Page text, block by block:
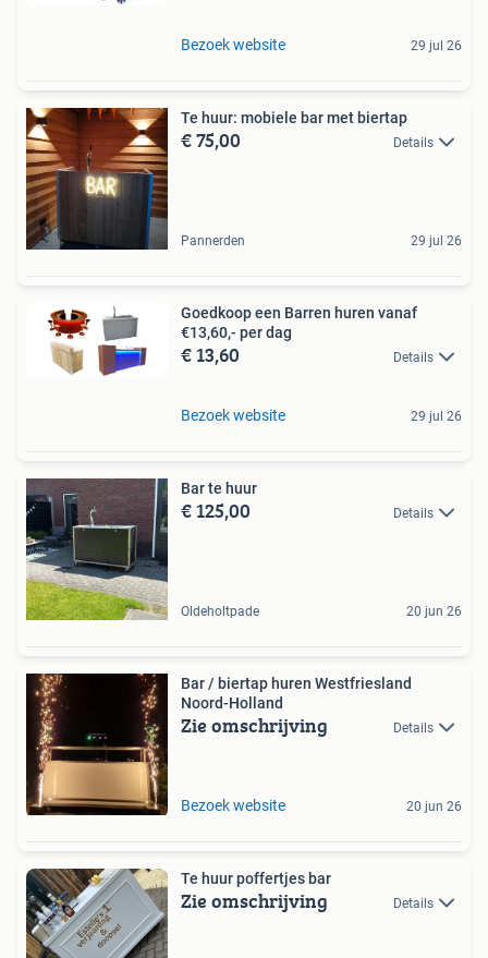
Bezoek website 29 jul 26
Te huur: mobiele bar met biertap
€ 75,00 Details
Pannerden 29 jul 26
Goedkoop een Barren huren vanaf
€13,60,- per dag
€ 13,60 Details
Bezoek website 29 jul 26
Bar te huur
€ 125,00 Details
Oldeholtpade 20 jun 26
Bar / biertap huren Westfriesland
Noord-Holland
Zie omschrijving Details
Bezoek website 20 jun 26
Te huur poffertjes bar
Zie omschrijving Details